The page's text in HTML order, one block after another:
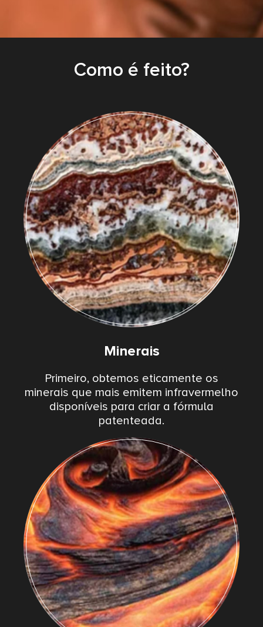
Como é feito?
Minerais
Primeiro, obtemos eticamente os
minerais que mais emitem infravermelho
disponíveis para criar a fórmula
patenteada.